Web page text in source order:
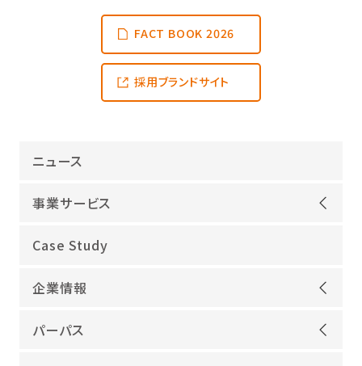
FACT BOOK 2026
採用ブランドサイト
ニュース
事業サービス
オープンアップグループが選ばれる理由
ITインフラ
IT開発
Case Study
企業情報
ごあいさつ
パーパス